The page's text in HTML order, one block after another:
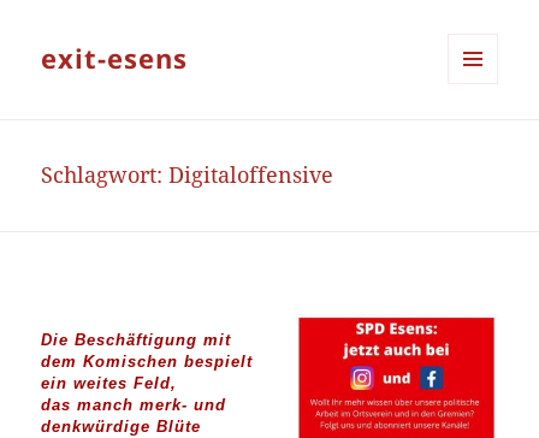
exit-esens
Schlagwort:Digitaloffensive
Die Beschäftigung mit
dem Komischen bespielt
ein weites Feld,
das manch merk- und
denkwürdige Blüte